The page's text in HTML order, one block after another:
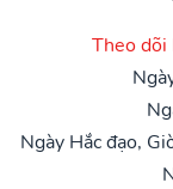
Theo dõi
Ngày Hắc đạo,